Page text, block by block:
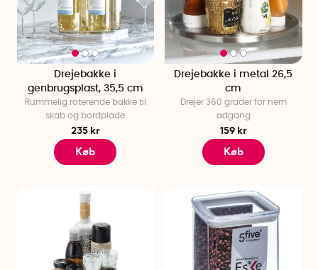
Drejebakke i
genbrugsplast, 35,5 cm
Rummelig roterende bakke til
skab og bordplade
235 kr
Køb
Drejebakke i metal 26,5
cm
Drejer 360 grader for nem
adgang
159 kr
Køb